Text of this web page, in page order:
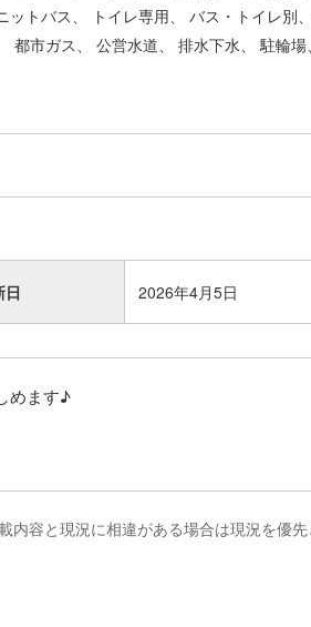
ットバス
トイレ専用 バス・トイレ別
都市ガス
公営水道 排水下水 駐輪場
日 2026年4月5日
めます♪
内容と現況に相違がある場合は現況を優先